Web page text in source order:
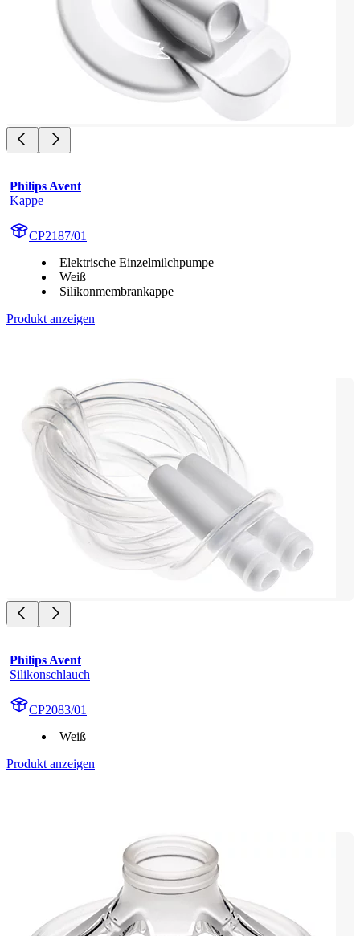
Philips Avent
Kappe
CP2187/01
Elektrische Einzelmilchpumpe
Weiß
Silikonmembrankappe
Produkt anzeigen
Philips Avent
Silikonschlauch
CP2083/01
Weiß
Produkt anzeigen